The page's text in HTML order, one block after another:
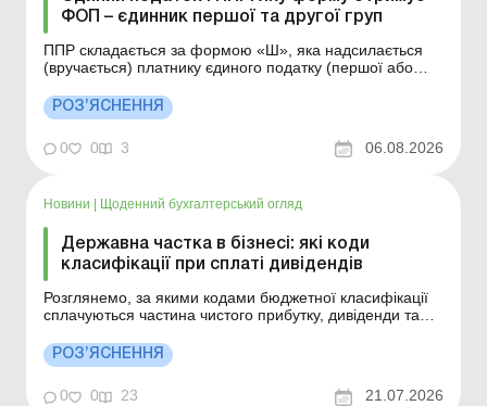
ФОП – єдинник першої та другої груп
ППР складається за формою «Ш», яка надсилається
(вручається) платнику єдиного податку (першої або
Детальніше див. нижче. Більше за темою: Податкові
повідомлення-рішення: зміни з 26.02.2026 Як
оскаржити в суді податкове повідомлення-рішен...
РОЗ’ЯСНЕННЯ
0 0 3 06.08.2026
Новини Щоденний бухгалтерський огляд
Державна частка в бізнесі: які коди
класифікації при сплаті дивідендів
Розглянемо, за якими кодами бюджетної класифікації
сплачуються частина чистого прибутку, дивіденди та
статутному капіталі є частка державної власності та
яким чином можна отримати інформацію про реквізити
бюджетних рахунків для сплати таких платежів...
РОЗ’ЯСНЕННЯ
0 0 23 21.07.2026